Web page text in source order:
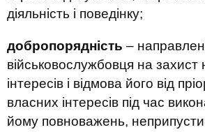
діяльність і поведінку;
добропорядність –
військовослужбовця на захист
інтересів і відмова його від
власних інтересів під час
йому повноважень,